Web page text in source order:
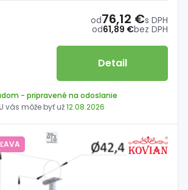
od61,89 €bez DPH
od76,12 €s DPH
Detail
- pripravené na odoslanie
U vás môže byť už12.08.2026